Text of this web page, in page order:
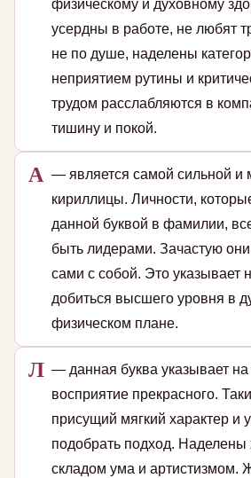
физическому и духовному
усердны в работе, не любят
не по душе, наделены
неприятием рутины и
трудом расслабляются в
тишину и покой.
А — является самой сильной и
кириллицы. Личности,
данной буквой в фамилии,
быть лидерами. Зачастую
сами с собой. Это указывает
добиться высшего уровня в
физическом плане.
Л — данная буква указывает на
восприятие прекрасного.
присущий мягкий характер и
подобрать подход.
складом ума и артистизмом.